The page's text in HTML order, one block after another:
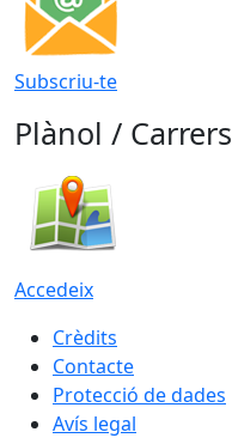
Subscriu-te
Plànol / Carrers
Accedeix
Crèdits
Contacte
Protecció de dades
Avís legal